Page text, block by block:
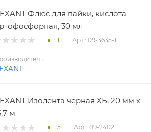
Флюс для пайки, кислота
30 мл
: 1 Арт.: 09-3635-1
Изолента черная ХБ, 20 мм х
м
: 5 Арт.: 09-2402